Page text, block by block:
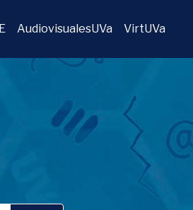
AudiovisualesUVa VirtUVa